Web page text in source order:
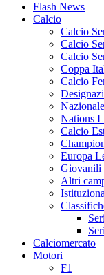
Flash News
Calcio
Calcio
Calcio
Calcio
Coppa
Calcio
Nazionale
Nations
Calcio
Europa
Giovanili
Altri
Calciomercato
Motori
F1